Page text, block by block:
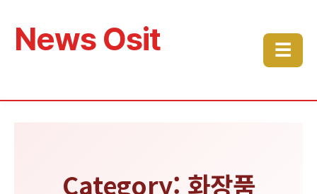
News Osit ☰
Category: 화장품